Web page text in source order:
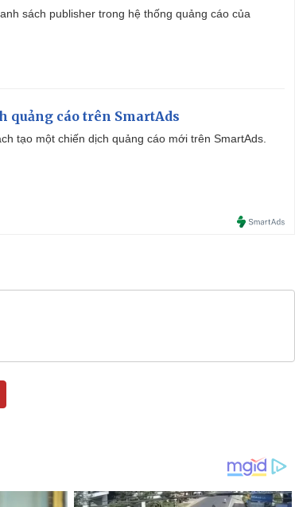
sách publisher trong hệ thống quảng cáo của
quảng cáo trên SmartAds
tạo một chiến dịch quảng cáo mới trên SmartAds.